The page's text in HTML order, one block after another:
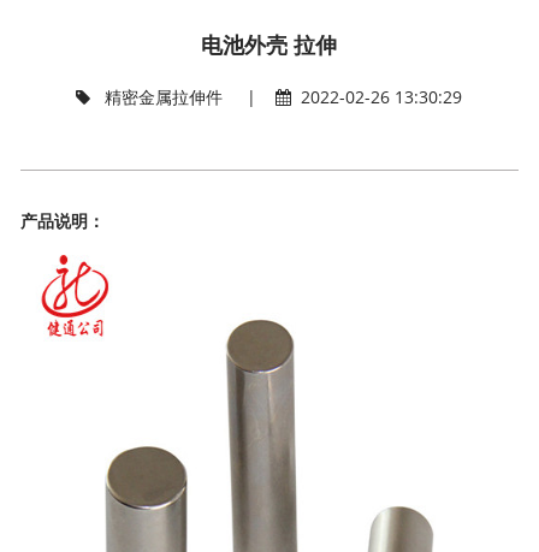
电池外壳 拉伸
精密金属拉伸件 | 2022-02-26 13:30:29
产品说明：